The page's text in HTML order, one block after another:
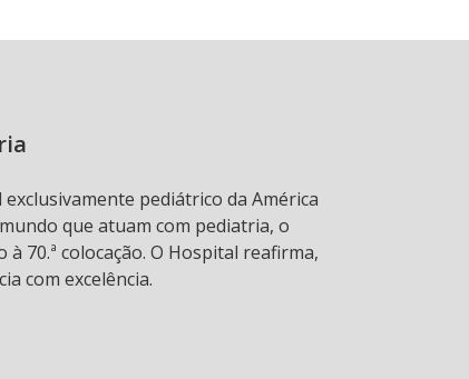
pediátrico da América
que atuam com pediatria, o
70.ª colocação. O Hospital reafirma,
com excelência.